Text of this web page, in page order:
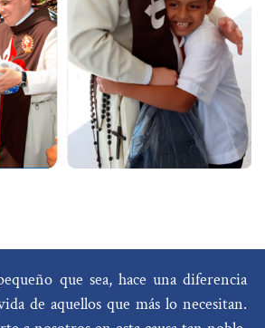
que sea, hace una diferencia
de aquellos que más lo necesitan.